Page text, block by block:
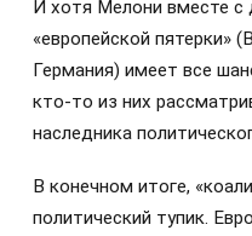
И хотя Мелони вместе с
«европейской пятерки»
Германия) имеет все
кто-то из них
наследника
В конечном итоге,
политический тупик.